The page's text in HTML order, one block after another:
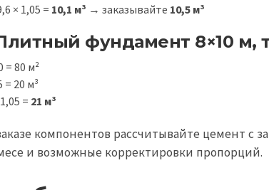
× 1,05 = 10,1 м³ → заказывайте 10,5 м³
фундамент 8×10 м,
= 80 м²
= 20 м³
= 21 м³
компонентов рассчитывайте цемент с
и возможные корректировки пропорций.